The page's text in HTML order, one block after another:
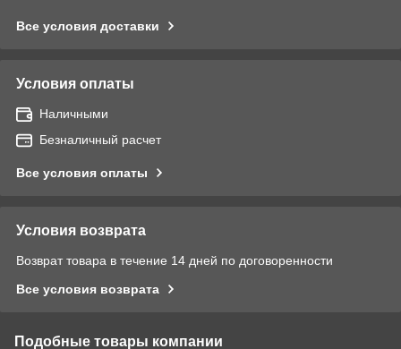
Все условия доставки
Условия оплаты
Наличными
Безналичный расчет
Все условия оплаты
Условия возврата
Возврат товара в течение 14 дней по договоренности
Все условия возврата
Подобные товары компании